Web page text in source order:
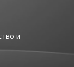
и